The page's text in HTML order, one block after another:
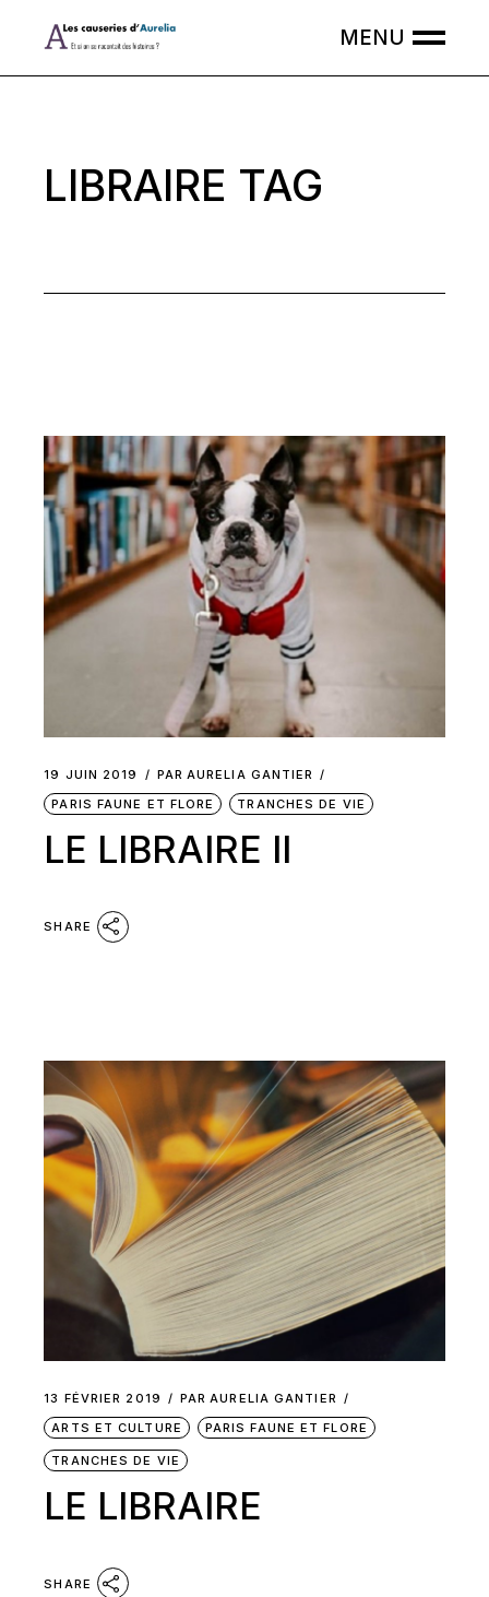
LIBRAIRE TAG
19 JUIN 2019 PAR AURELIA GANTIER
PARIS FAUNE ET FLORE
TRANCHES DE VIE
LE LIBRAIRE II
SHARE
13 FÉVRIER 2019 PAR AURELIA GANTIER
ARTS ET CULTURE
PARIS FAUNE ET FLORE
TRANCHES DE VIE
LE LIBRAIRE
SHARE